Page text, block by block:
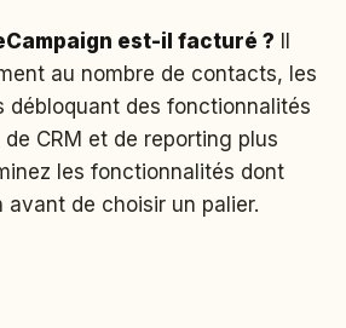
est-il facturé ?
au nombre de contacts, les
débloquant des fonctionnalités
de CRM et de reporting plus
les fonctionnalités dont
avant de choisir un palier.